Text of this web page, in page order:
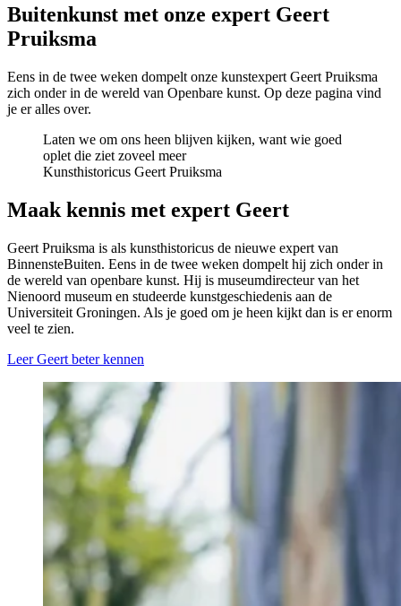
Buitenkunst met onze expert Geert
Pruiksma
Eens in de twee weken dompelt onze kunstexpert Geert Pruiksma
zich onder in de wereld van Openbare kunst. Op deze pagina vind
je er alles over.
Laten we om ons heen blijven kijken, want wie goed
oplet die ziet zoveel meer
Kunsthistoricus Geert Pruiksma
Maak kennis met expert Geert
Geert Pruiksma is als kunsthistoricus de nieuwe expert van
BinnensteBuiten. Eens in de twee weken dompelt hij zich onder in
de wereld van openbare kunst. Hij is museumdirecteur van het
Nienoord museum en studeerde kunstgeschiedenis aan de
Universiteit Groningen. Als je goed om je heen kijkt dan is er enorm
veel te zien.
Leer Geert beter kennen